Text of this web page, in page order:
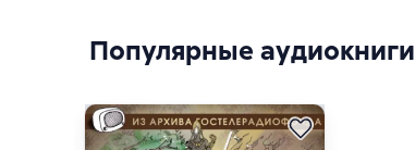
Популярные аудиокниги